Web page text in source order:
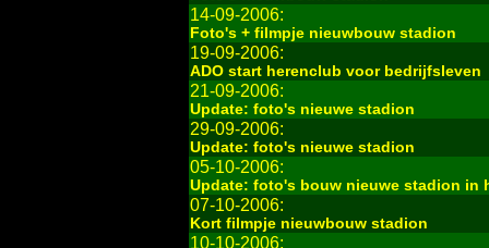
14-09-2006:
Foto's + filmpje nieuwbouw stadion
19-09-2006:
ADO start herenclub voor bedrijfsleven
21-09-2006:
Update: foto's nieuwe stadion
29-09-2006:
Update: foto's nieuwe stadion
05-10-2006:
Update: foto's bouw nieuwe stadion in
07-10-2006:
Kort filmpje nieuwbouw stadion
10-10-2006: